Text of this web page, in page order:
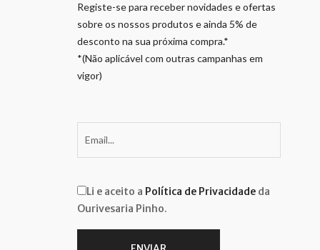
Registe-se para receber novidades e ofertas
sobre os nossos produtos e ainda 5% de
desconto na sua próxima compra.*
*(Não aplicável com outras campanhas em
vigor)
Li e aceito a Política de Privacidade da
Ourivesaria Pinho.